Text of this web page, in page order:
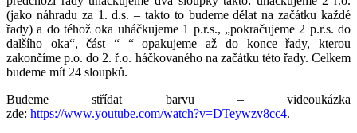
(jako náhradu za 1. d.s. – takto to budeme dělat na začátku každé
řady) a do téhož oka uháčkujeme 1 p.r.s., „pokračujeme 2 p.r.s. do
dalšího oka“, část “ “ opakujeme až do konce řady, kterou
zakončíme p.o. do 2. ř.o. háčkovaného na začátku této řady. Celkem
budeme mít 24 sloupků.
Budeme střídat barvu – videoukázka
zde: https://www.youtube.com/watch?v=DTeywzv8cc4.